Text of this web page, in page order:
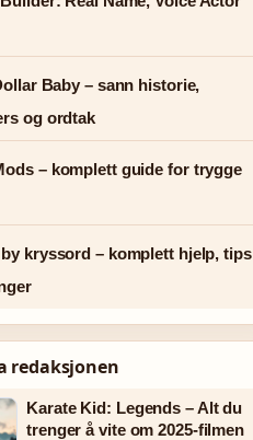
Baby – sann historie,
og ordtak
– komplett guide for trygge
kryssord – komplett hjelp, tips
redaksjonen
Karate Kid: Legends – Alt du
trenger å vite om 2025-filmen